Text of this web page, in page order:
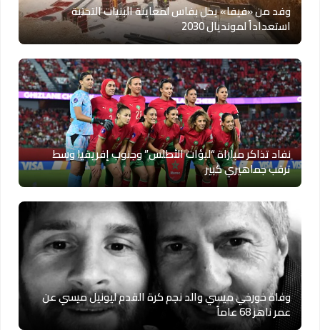
وفد من «فيفا» يحل بفاس لمعاينة البنيات التحتية
استعداداً لمونديال 2030
نفاد تذاكر مباراة “لبؤات الأطلس” وجنوب إفريقيا وسط
ترقب جماهيري كبير
وفاة خورخي ميسي والد نجم كرة القدم ليونيل ميسي عن
عمر ناهز 68 عاماً